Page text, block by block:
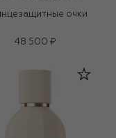
очки
48 500 ₽